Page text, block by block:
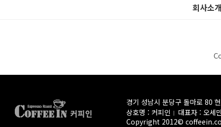
회사소
경기 성남시 분당구 돌마로 80
상호명 : 커피인
대표자 : 오세
Copyright 2012©